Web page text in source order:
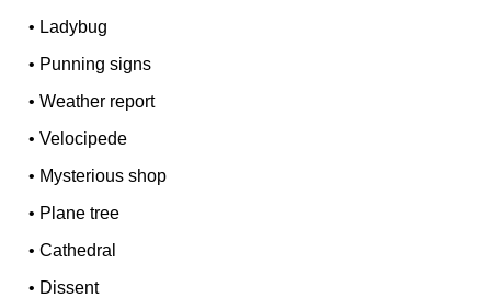
• Ladybug
• Punning signs
•Weather report
•Velocipede
• Mysterious shop
• Plane tree
•Cathedral
• Dissent